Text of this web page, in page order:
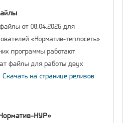
от 08.04.2026 для
«Норматив-теплосеть»
программы работают
файлы для работы двух
Скачать на странице релизов
НУР»